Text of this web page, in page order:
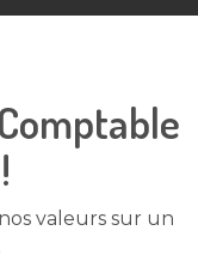
valeurs sur un